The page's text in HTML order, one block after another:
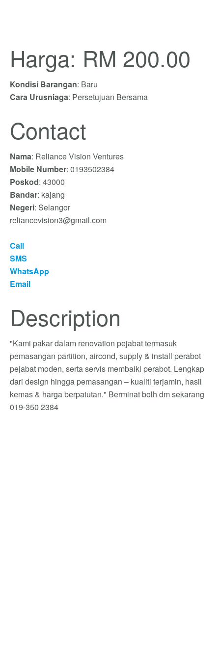
Harga: RM 200.00
Kondisi Barangan: Baru
Cara Urusniaga: Persetujuan Bersama
Contact
Nama: Reliance Vision Ventures
Mobile Number: 0193502384
Poskod: 43000
Bandar: kajang
Negeri: Selangor
reliancevision3@gmail.com
Call
SMS
WhatsApp
Email
Description
"Kami pakar dalam renovation pejabat termasuk
pemasangan partition, aircond, supply & install perabot
pejabat moden, serta servis membaiki perabot. Lengkap
dari design hingga pemasangan – kualiti terjamin, hasil
kemas & harga berpatutan." Berminat bolh dm sekarang
019-350 2384